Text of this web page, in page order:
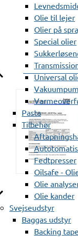
Olie til lejer
Olier på
Special olier
Universal
Pasta
Tilbehør
Fedtpresser
Oilsafe -
Olie
Olie kander
Svejseudstyr
Baggas udstyr
Backing tape